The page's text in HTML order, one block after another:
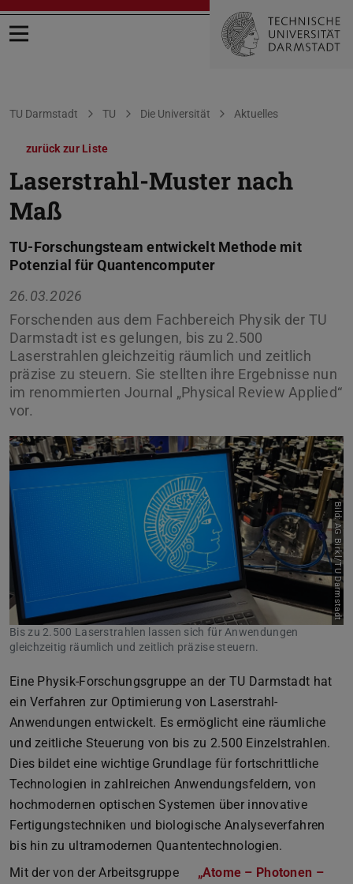
Menü öffnen
Sie befinden sich hier:
TU Darmstadt TU Die Universität Aktuelles
zurück zur Liste
Laserstrahl-Muster nach
Maß
TU-Forschungsteam entwickelt Methode mit
Potenzial für Quantencomputer
26.03.2026
Forschenden aus dem Fachbereich Physik der TU
Darmstadt ist es gelungen, bis zu 2.500
Laserstrahlen gleichzeitig räumlich und zeitlich
präzise zu steuern. Sie stellten ihre Ergebnisse nun
im renommierten Journal „Physical Review Applied“
vor.
Bild: AG Birkl/TU Darmstadt
Bis zu 2.500 Laserstrahlen lassen sich für Anwendungen
gleichzeitig räumlich und zeitlich präzise steuern.
Eine Physik-Forschungsgruppe an der TU Darmstadt hat
ein Verfahren zur Optimierung von Laserstrahl-
Anwendungen entwickelt. Es ermöglicht eine räumliche
und zeitliche Steuerung von bis zu 2.500 Einzelstrahlen.
Dies bildet eine wichtige Grundlage für fortschrittliche
Technologien in zahlreichen Anwendungsfeldern, von
hochmodernen optischen Systemen über innovative
Fertigungstechniken und biologische Analyseverfahren
bis hin zu ultramodernen Quantentechnologien.
Mit der von der Arbeitsgruppe
„Atome – Photonen –